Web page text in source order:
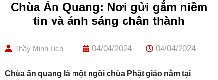
Chùa Án Quang: Nơi gửi gắm niềm
tin và ánh sáng chân thành
Thầy Minh Lịch 04/04/2024 04/04/2024
Chùa ấn quang là một ngôi chùa Phật giáo nằm tại